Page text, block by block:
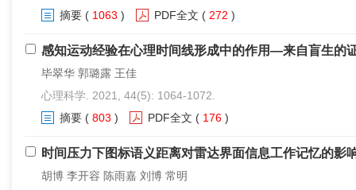
摘要 ( 1063 ) PDF全文 ( 272 )
感知运动经验在心理时间线形成中的作用—来自盲生的
毕翠华 郭璐露 王佳
心理科学. 2021, 44(5): 1064-1072.
摘要 ( 803 ) PDF全文 ( 176 )
时间压力下图标语义距离对雷达界面信息工作记忆的影
胡博 李开容 陈雨嘉 刘博 常明